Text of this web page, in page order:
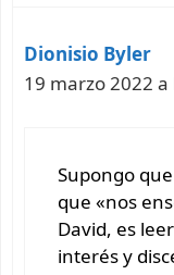
Dionisio Byler
19 marzo 2022 a
Supongo
que «nos
David, es
interés y